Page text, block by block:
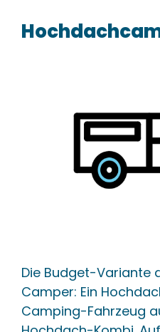
Die Budget-Variante
Camper: Ein
Camping-Fahrzeug